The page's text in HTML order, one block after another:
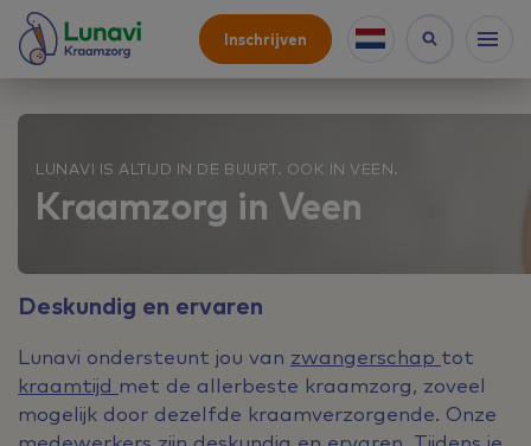
Inschrijven
LUNAVI IS ALTIJD IN DE BUURT. OOK IN VEEN.
Kraamzorg in Veen
Deskundig en ervaren
Lunavi ondersteunt jou van zwangerschap tot
kraamtijd met de allerbeste kraamzorg, zoveel
mogelijk door dezelfde kraamverzorgende. Onze